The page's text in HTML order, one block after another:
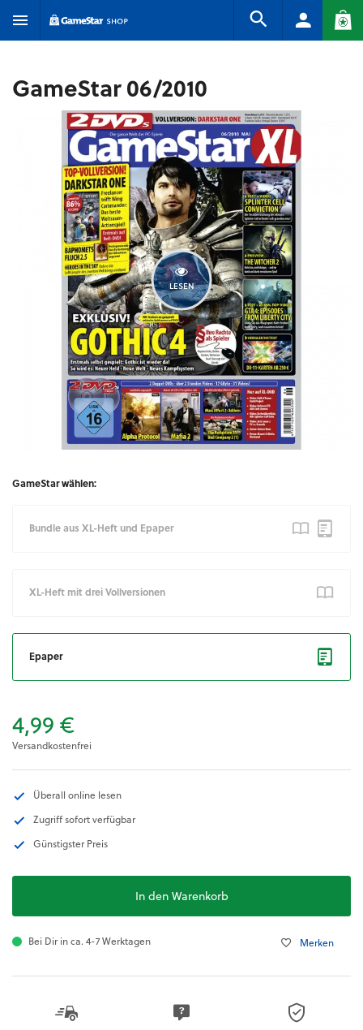
GameStar 06/2010
LESEN
GameStar wählen:
Bundle aus XL-Heft und Epaper
XL-Heft mit drei Vollversionen
Epaper
4,99 €
Versandkostenfrei
Überall online lesen
Zugriff sofort verfügbar
Günstigster Preis
In den Warenkorb
Bei Dir in ca. 4-7 Werktagen Merken